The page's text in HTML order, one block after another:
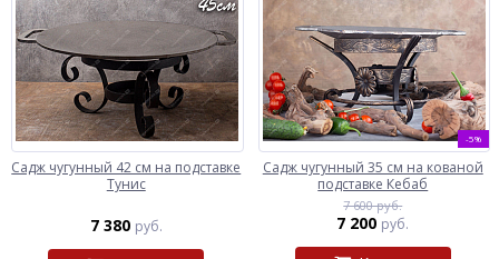
Садж чугунный 42 см на подставке
Тунис
7 380 руб.
-5%
Садж чугунный 35 см на кованой
подставке Кебаб
7 600 руб.
7 200 руб.